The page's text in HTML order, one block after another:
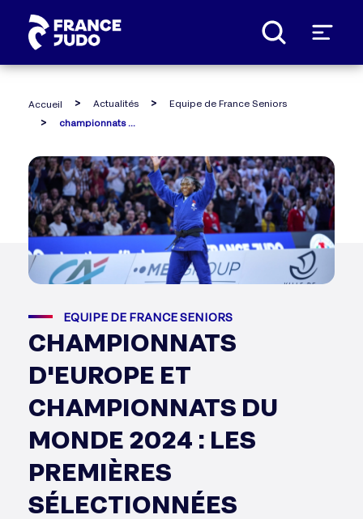
Accueil Actualités
Equipe de France Seniors
EQUIPE DE FRANCE SENIORS
CHAMPIONNATS
D'EUROPE ET
CHAMPIONNATS DU
MONDE 2024 : LES
PREMIÈRES
SÉLECTIONNÉES